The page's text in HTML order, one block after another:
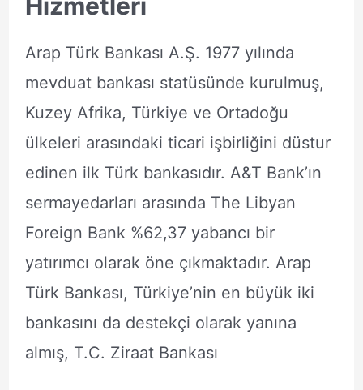
Hizmetleri
Arap Türk Bankası A.Ş. 1977 yılında
mevduat bankası statüsünde kurulmuş,
Kuzey Afrika, Türkiye ve Ortadoğu
ülkeleri arasındaki ticari işbirliğini düstur
edinen ilk Türk bankasıdır. A&T Bank’ın
sermayedarları arasında The Libyan
Foreign Bank %62,37 yabancı bir
yatırımcı olarak öne çıkmaktadır. Arap
Türk Bankası, Türkiye’nin en büyük iki
bankasını da destekçi olarak yanına
almış, T.C. Ziraat Bankası